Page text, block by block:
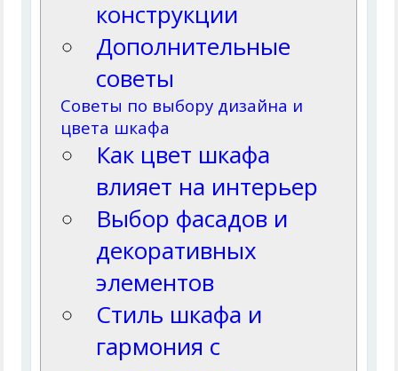
конструкции
Дополнительные
советы
Советы по выбору дизайна и
цвета шкафа
Как цвет шкафа
влияет на интерьер
Выбор фасадов и
декоративных
элементов
Стиль шкафа и
гармония с